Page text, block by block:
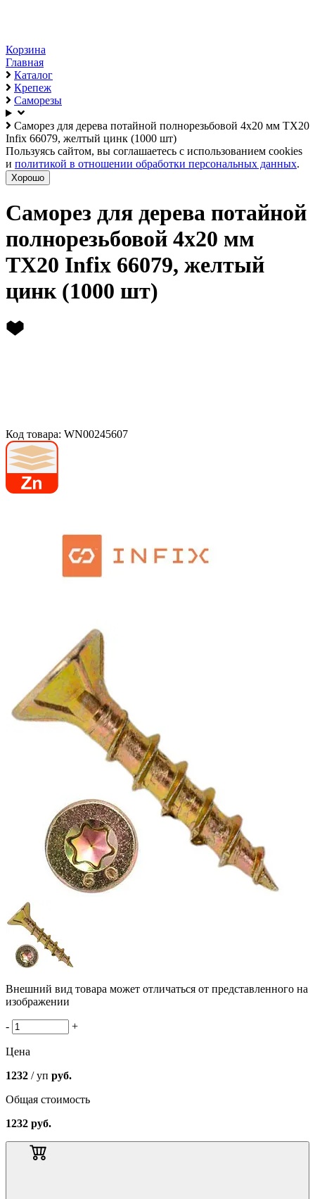
Корзина
Главная
Каталог
Крепеж
Саморезы
Саморез для дерева потайной полнорезьбовой 4х20 мм TX20
Infix 66079, желтый цинк (1000 шт)
Пользуясь сайтом, вы соглашаетесь с использованием cookies
и политикой в отношении обработки персональных данных.
Хорошо
Саморез для дерева потайной
полнорезьбовой 4х20 мм
TX20 Infix 66079, желтый
цинк (1000 шт)
Код товара: WN00245607
Внешний вид товара может отличаться от представленного на
изображении
- +
Цена
1232 / уп руб.
Общая стоимость
1232 руб.